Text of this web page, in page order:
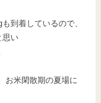
到着しているので、
思い
お米閑散期の夏場に